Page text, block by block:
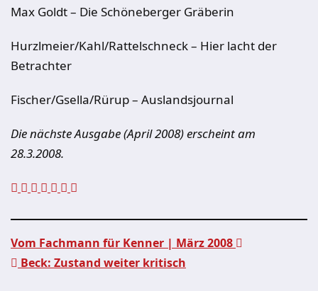
Max Goldt – Die Schöneberger Gräberin
Hurzlmeier/Kahl/Rattelschneck – Hier lacht der
Betrachter
Fischer/Gsella/Rürup – Auslandsjournal
Die nächste Ausgabe (April 2008) erscheint am
28.3.2008.
Vom Fachmann für Kenner | März 2008
Beck: Zustand weiter kritisch